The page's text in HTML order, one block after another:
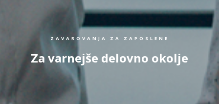
ZAVAROVANJA ZA ZAPOSLENE
Za varnejše delovno okolje